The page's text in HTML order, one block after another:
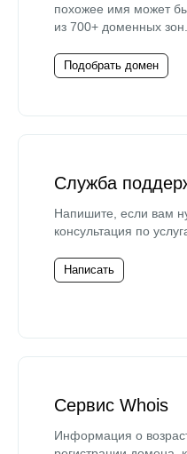
похожее имя может
из 700+ доменных зон.
Подобрать домен
Служба
Напишите, если вам
консультация по
Написать
Сервис Whois
Информация о